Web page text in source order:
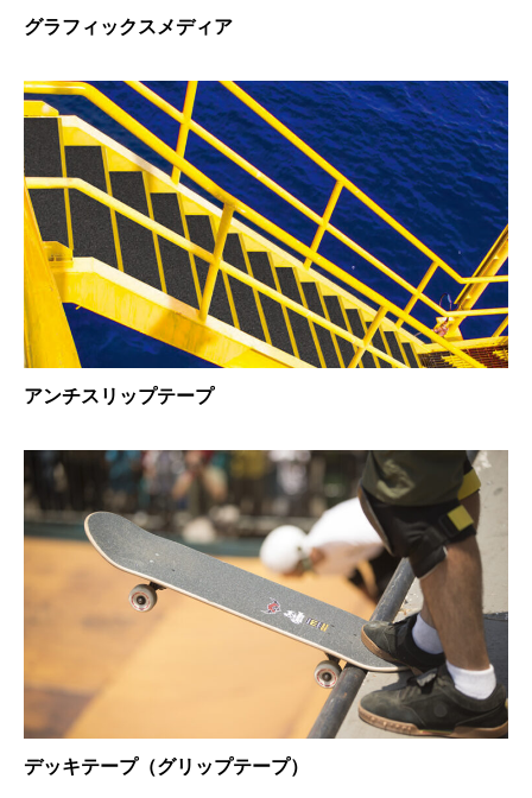
グラフィックスメディア
アンチスリップテープ
デッキテープ（グリップテープ）